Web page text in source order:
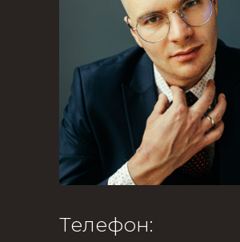
Телефон: